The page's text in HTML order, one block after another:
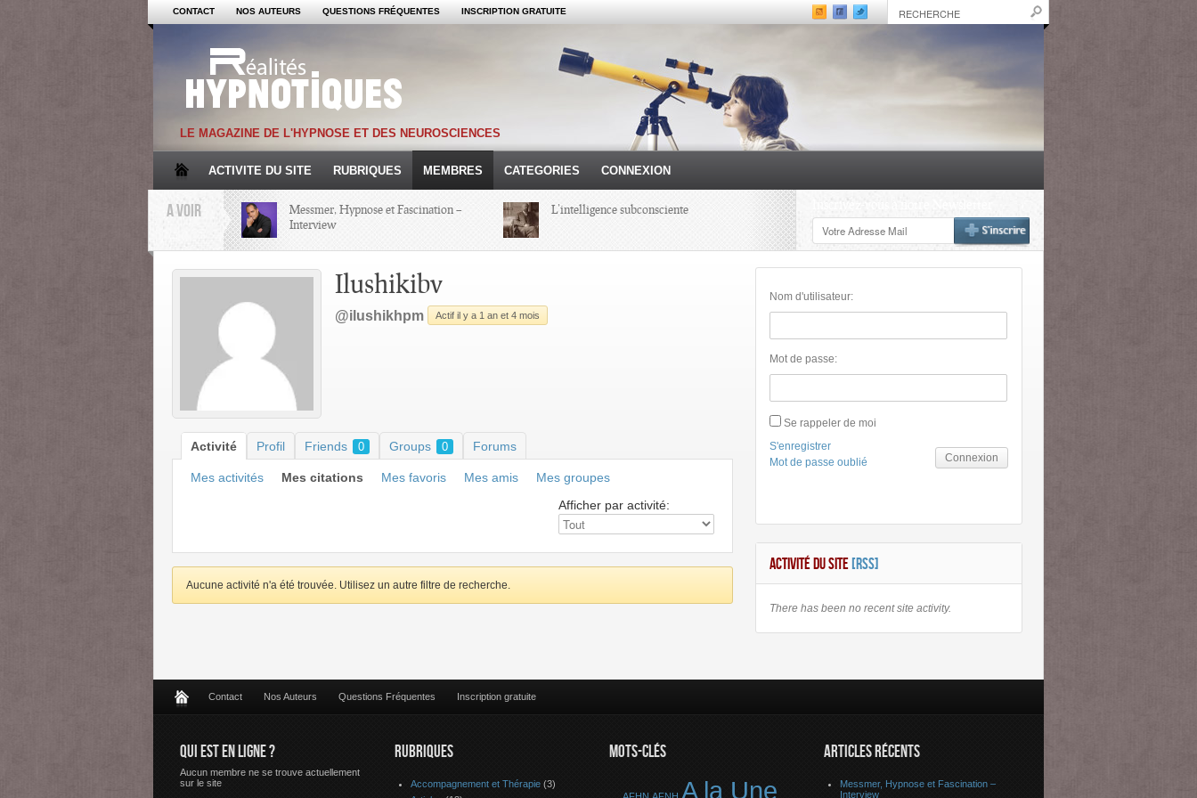
CONTACT NOS AUTEURS QUESTIONS FRÉQUENTES INSCRIPTION GRATUITE
LE MAGAZINE DE L'HYPNOSE ET DES NEUROSCIENCES
ACTIVITE DU SITE RUBRIQUES MEMBRES CATEGORIES CONNEXION
A VOIR
Messmer, Hypnose et Fascination –
Interview
L’intelligence subconsciente
Mémoire et Hypnose
Inscrivez-vous à notre Newsletter
Ilushikibv
@ilushikhpm Actif il y a 1 an et 4 mois
Activité Profil Friends 0 Groups 0 Forums
Mes activités Mes citations Mes favoris Mes amis
Mes groupes
Afficher par activité:
Aucune activité n'a été trouvée. Utilisez un autre filtre de recherche.
Nom d'utilisateur:
Mot de passe:
Se rappeler de moi
Connexion
S'enregistrer
Mot de passe oublié
ACTIVITÉ DU SITE [RSS]
There has been no recent site activity.
Contact Nos Auteurs Questions Fréquentes Inscription gratuite
QUI EST EN LIGNE ?
Aucun membre ne se trouve actuellement
sur le site
RUBRIQUES
Accompagnement et Thérapie (3)
MOTS-CLÉS
A la Une
ARTICLES RÉCENTS
Messmer, Hypnose et Fascination –
Interview